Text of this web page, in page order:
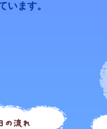
います。
の流れ